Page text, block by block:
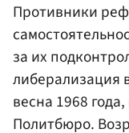
Противники
за их
либерализация
весна 1968
Политбюро.